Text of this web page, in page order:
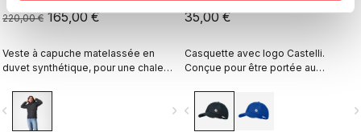
220,00 € 165,00 €
Veste à capuche matelassée en
duvet synthétique, pour une chaleur
utilisation décontractée, les
randonnées à vélo et la
récupération.
navigate_next
35,00 €
Casquette avec logo Castelli.
Conçue pour être portée au
navigate_before